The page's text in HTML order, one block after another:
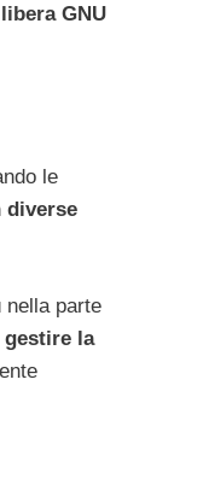
GNU
le
diverse
nella parte
la